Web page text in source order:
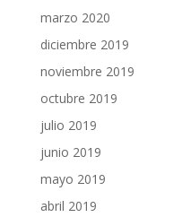
marzo 2020
diciembre 2019
noviembre 2019
octubre 2019
julio 2019
junio 2019
mayo 2019
abril 2019